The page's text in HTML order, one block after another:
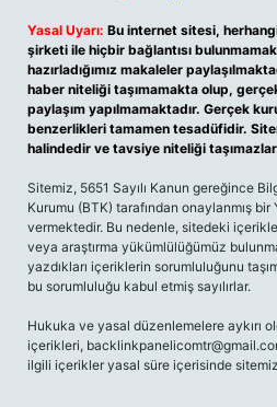
Yasal Uyarı: Bu internet sitesi,
şirketi ile hiçbir bağlantısı
hazırladığımız makaleler
haber niteliği taşımamakta olup,
paylaşım yapılmamaktadır. Gerçek
benzerlikleri tamamen tesadüfidir.
halindedir ve tavsiye niteliği
Sitemiz, 5651 Sayılı Kanun gereğince
Kurumu (BTK) tarafından onaylanmış bir
vermektedir. Bu nedenle, sitedeki
veya araştırma yükümlülüğümüz
yazdıkları içeriklerin sorumluluğunu
bu sorumluluğu kabul etmiş sayılırlar.
Hukuka ve yasal düzenlemelere aykırı
içerikleri,
ilgili içerikler yasal süre içerisinde